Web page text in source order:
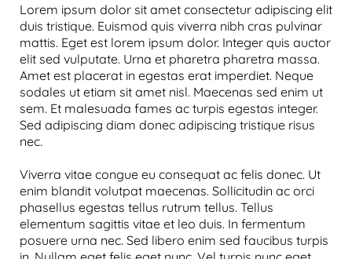
Lorem ipsum dolor sit amet consectetur adipiscing elit
duis tristique. Euismod quis viverra nibh cras pulvinar
mattis. Eget est lorem ipsum dolor. Integer quis auctor
elit sed vulputate. Urna et pharetra pharetra massa.
Amet est placerat in egestas erat imperdiet. Neque
sodales ut etiam sit amet nisl. Maecenas sed enim ut
sem. Et malesuada fames ac turpis egestas integer.
Sed adipiscing diam donec adipiscing tristique risus
nec.
Viverra vitae congue eu consequat ac felis donec. Ut
enim blandit volutpat maecenas. Sollicitudin ac orci
phasellus egestas tellus rutrum tellus. Tellus
elementum sagittis vitae et leo duis. In fermentum
posuere urna nec. Sed libero enim sed faucibus turpis